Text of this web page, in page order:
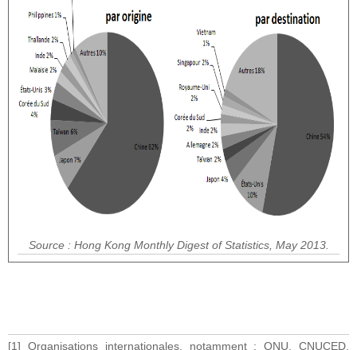
Source : Hong Kong Monthly Digest of Statistics, May 2013.
[1] Organisations internationales, notamment : ONU, CNUCED,